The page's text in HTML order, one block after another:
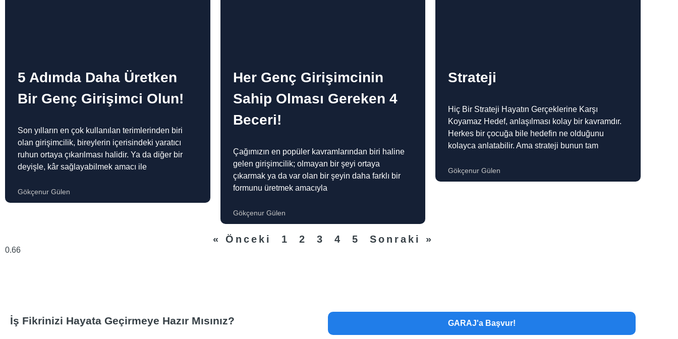
5 Adımda Daha Üretken
Bir Genç Girişimci Olun!
Son yılların en çok kullanılan terimlerinden biri
olan girişimcilik, bireylerin içerisindeki yaratıcı
ruhun ortaya çıkarılması halidir. Ya da diğer bir
deyişle, kâr sağlayabilmek amacı ile
Gökçenur Gülen
Her Genç Girişimcinin
Sahip Olması Gereken 4
Beceri!
Çağımızın en popüler kavramlarından biri haline
gelen girişimcilik; olmayan bir şeyi ortaya
çıkarmak ya da var olan bir şeyin daha farklı bir
formunu üretmek amacıyla
Gökçenur Gülen
Strateji
Hiç Bir Strateji Hayatın Gerçeklerine Karşı
Koyamaz Hedef, anlaşılması kolay bir kavramdır.
Herkes bir çocuğa bile hedefin ne olduğunu
kolayca anlatabilir. Ama strateji bunun tam
Gökçenur Gülen
« Önceki 1 2 3 4 5 Sonraki »
İş Fikrinizi Hayata Geçirmeye Hazır Mısınız? GARAJ'a Başvur!